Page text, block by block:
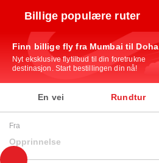
Billige populære ruter
Finn billige fly fra Mumbai til Doha
Nyt eksklusive flytilbud til din foretrukne
destinasjon. Start bestillingen din nå!
En vei Rundtur
Fra
Opprinnelse